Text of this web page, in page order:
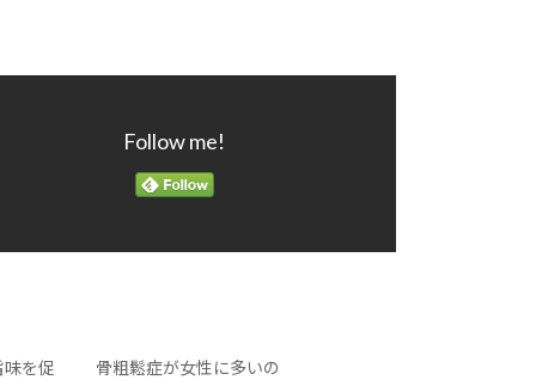
Follow me!
を促
骨粗鬆症が女性に多いの